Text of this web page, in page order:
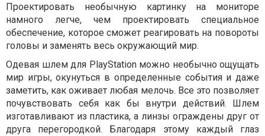
Проектировать необычную картинку на мониторе
намного легче, чем проектировать специальное
обеспечение, которое сможет реагировать на повороты
головы и заменять весь окружающий мир.
Одевая шлем для PlayStation можно необычно ощущать
мир игры, окунуться в определенные события и даже
заметить, как оживает любая мелочь. Все это позволяет
почувствовать себя как бы внутри действий. Шлем
изготавливают из пластика, а линзы ограждены друг от
друга перегородкой. Благодаря этому каждый глаз